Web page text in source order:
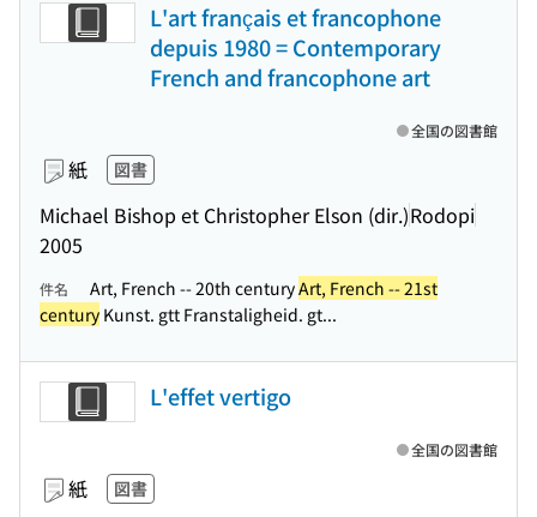
L'art français et francophone
depuis 1980 = Contemporary
French and francophone art
紙 図書
Michael Bishop et Christopher Elson (dir.)Rodopi
2005
全国の図書館
件名 Art, French -- 20th centuryArt, French -- 21st
century Kunst. gtt Franstaligheid. gt...
L'effet vertigo
紙 図書
全国の図書館